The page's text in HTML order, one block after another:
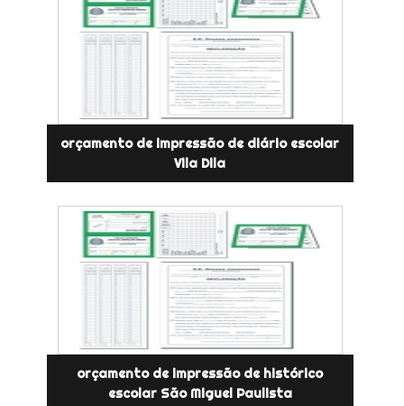
orçamento de impressão de diário escolar
Vila Dila
orçamento de impressão de histórico
escolar São Miguel Paulista